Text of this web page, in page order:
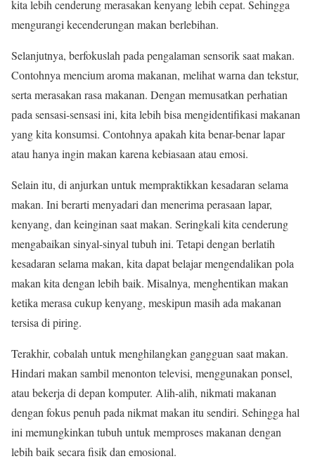
kita lebih cenderung merasakan kenyang lebih cepat. Sehingga
mengurangi kecenderungan makan berlebihan.
Selanjutnya, berfokuslah pada pengalaman sensorik saat makan.
Contohnya mencium aroma makanan, melihat warna dan tekstur,
serta merasakan rasa makanan. Dengan memusatkan perhatian
pada sensasi-sensasi ini, kita lebih bisa mengidentifikasi makanan
yang kita konsumsi. Contohnya apakah kita benar-benar lapar
atau hanya ingin makan karena kebiasaan atau emosi.
Selain itu, di anjurkan untuk mempraktikkan kesadaran selama
makan. Ini berarti menyadari dan menerima perasaan lapar,
kenyang, dan keinginan saat makan. Seringkali kita cenderung
mengabaikan sinyal-sinyal tubuh ini. Tetapi dengan berlatih
kesadaran selama makan, kita dapat belajar mengendalikan pola
makan kita dengan lebih baik. Misalnya, menghentikan makan
ketika merasa cukup kenyang, meskipun masih ada makanan
tersisa di piring.
Terakhir, cobalah untuk menghilangkan gangguan saat makan.
Hindari makan sambil menonton televisi, menggunakan ponsel,
atau bekerja di depan komputer. Alih-alih, nikmati makanan
dengan fokus penuh pada nikmat makan itu sendiri. Sehingga hal
ini memungkinkan tubuh untuk memproses makanan dengan
lebih baik secara fisik dan emosional.